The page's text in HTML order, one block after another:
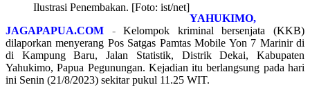
Ilustrasi Penembakan. [Foto: ist/net]
YAHUKIMO,
JAGAPAPUA.COM -Kelompok kriminal bersenjata (KKB)
dilaporkan menyerang Pos Satgas Pamtas Mobile Yon 7 Marinir di
di Kampung Baru, Jalan Statistik, Distrik Dekai, Kabupaten
Yahukimo, Papua Pegunungan. Kejadian itu berlangsung pada hari
ini Senin (21/8/2023) sekitar pukul 11.25 WIT.